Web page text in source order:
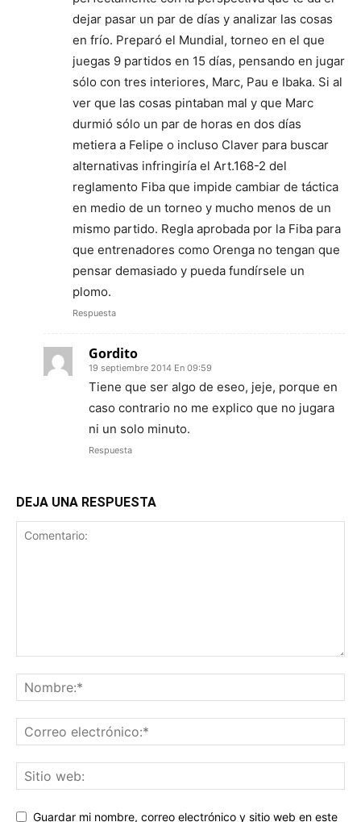
dejar pasar un par de días y analizar las cosas
en frío. Preparó el Mundial, torneo en el que
juegas 9 partidos en 15 días, pensando en jugar
sólo con tres interiores, Marc, Pau e Ibaka. Si al
ver que las cosas pintaban mal y que Marc
durmió sólo un par de horas en dos días
metiera a Felipe o incluso Claver para buscar
alternativas infringiría el Art.168-2 del
reglamento Fiba que impide cambiar de táctica
en medio de un torneo y mucho menos de un
mismo partido. Regla aprobada por la Fiba para
que entrenadores como Orenga no tengan que
pensar demasiado y pueda fundírsele un
plomo.
Respuesta
Gordito
19 septiembre 2014 En 09:59
Tiene que ser algo de eseo, jeje, porque en
caso contrario no me explico que no jugara
ni un solo minuto.
Respuesta
DEJA UNA RESPUESTA
Guardar mi nombre, correo electrónico y sitio web en este